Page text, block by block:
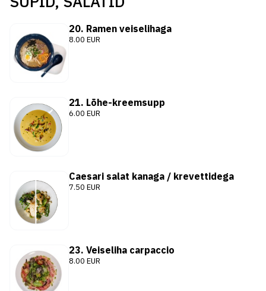
20. Ramen veiselihaga
8.00 EUR
21. Lõhe-kreemsupp
6.00 EUR
Caesari salat kanaga / krevettidega
7.50 EUR
23. Veiseliha carpaccio
8.00 EUR